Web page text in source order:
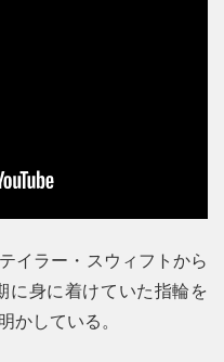
イラー・スウィフトから
に身に着けていた指輪を
かしている。